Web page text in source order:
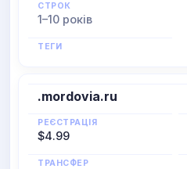
СТРОК
1–10 років
ТЕГИ
.mordovia.ru
РЕЄСТРАЦІЯ
$4.99
ТРАНСФЕР